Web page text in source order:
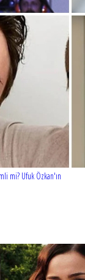
mi? Ufuk Özkan'ın